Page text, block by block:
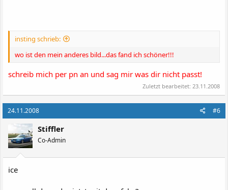
insting schrieb:
wo ist den mein anderes bild...das fand ich schöner!!!
schreib mich per pn an und sag mir was dir nicht passt!
Zuletzt bearbeitet: 23.11.2008
24.11.2008 #6
Stiffler
Co-Admin
ice